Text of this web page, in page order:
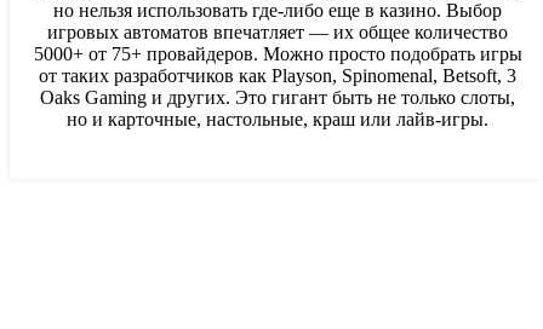
но нельзя использовать где-либо еще в казино. Выбор
игровых автоматов впечатляет — их общее количество
5000+ от 75+ провайдеров. Можно просто подобрать игры
от таких разработчиков как Playson, Spinomenal, Betsoft, 3
Oaks Gaming и других. Это гигант быть не только слоты,
но и карточные, настольные, краш или лайв-игры.